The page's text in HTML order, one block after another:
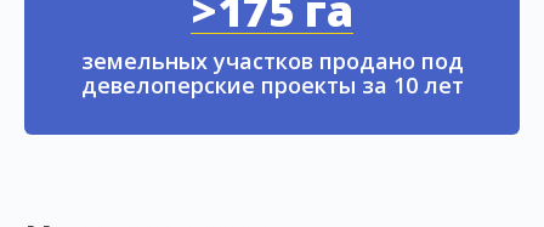
земельных участков продано под
девелоперские проекты за 10 лет